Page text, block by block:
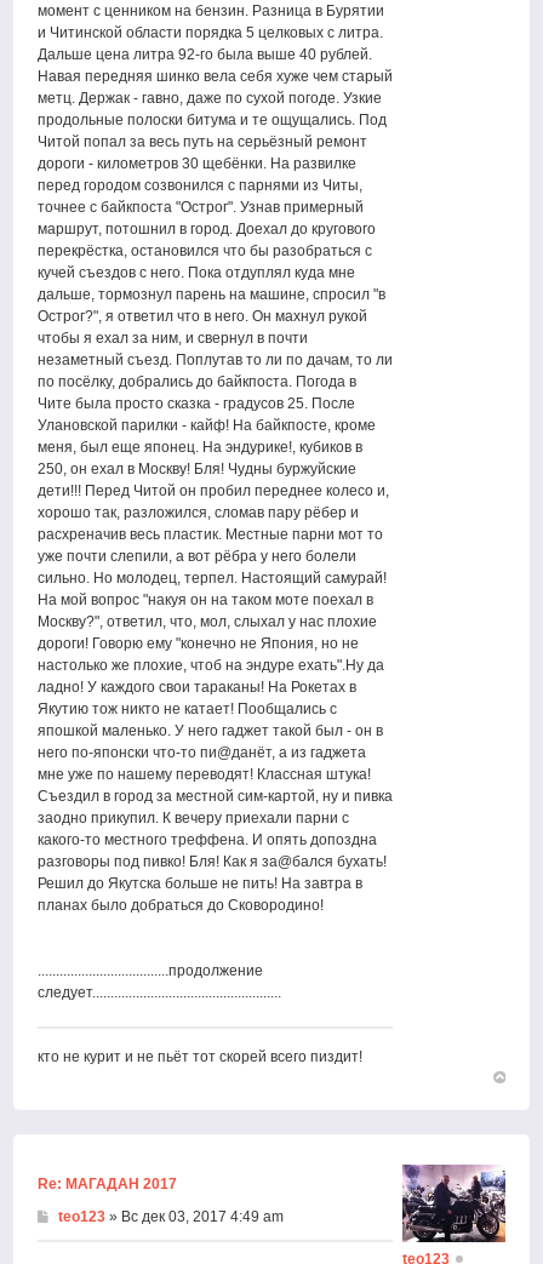
момент с ценником на бензин. Разница в Бурятии
и Читинской области порядка 5 целковых с литра.
Дальше цена литра 92-го была выше 40 рублей.
Навая передняя шинко вела себя хуже чем старый
метц. Держак - гавно, даже по сухой погоде. Узкие
продольные полоски битума и те ощущались. Под
Читой попал за весь путь на серьёзный ремонт
дороги - километров 30 щебёнки. На развилке
перед городом созвонился с парнями из Читы,
точнее с байкпоста "Острог". Узнав примерный
маршрут, потошнил в город. Доехал до кругового
перекрёстка, остановился что бы разобраться с
кучей съездов с него. Пока отдуплял куда мне
дальше, тормознул парень на машине, спросил "в
Острог?", я ответил что в него. Он махнул рукой
чтобы я ехал за ним, и свернул в почти
незаметный съезд. Поплутав то ли по дачам, то ли
по посёлку, добрались до байкпоста. Погода в
Чите была просто сказка - градусов 25. После
Улановской парилки - кайф! На байкпосте, кроме
меня, был еще японец. На эндурике!, кубиков в
250, он ехал в Москву! Бля! Чудны буржуйские
дети!!! Перед Читой он пробил переднее колесо и,
хорошо так, разложился, сломав пару рёбер и
расхреначив весь пластик. Местные парни мот то
уже почти слепили, а вот рёбра у него болели
сильно. Но молодец, терпел. Настоящий самурай!
На мой вопрос "накуя он на таком моте поехал в
Москву?", ответил, что, мол, слыхал у нас плохие
дороги! Говорю ему "конечно не Япония, но не
настолько же плохие, чтоб на эндуре ехать".Ну да
ладно! У каждого свои тараканы! На Рокетах в
Якутию тож никто не катает! Пообщались с
япошкой маленько. У него гаджет такой был - он в
него по-японски что-то пи@данёт, а из гаджета
мне уже по нашему переводят! Классная штука!
Съездил в город за местной сим-картой, ну и пивка
заодно прикупил. К вечеру приехали парни с
какого-то местного треффена. И опять допоздна
разговоры под пивко! Бля! Как я за@бался бухать!
Решил до Якутска больше не пить! На завтра в
планах было добраться до Сковородино!
....................................продолжение
следует....................................................
кто не курит и не пьёт тот скорей всего пиздит!
Re: МАГАДАН 2017
teo123 » Вс дек 03, 2017 4:49 am
teo123